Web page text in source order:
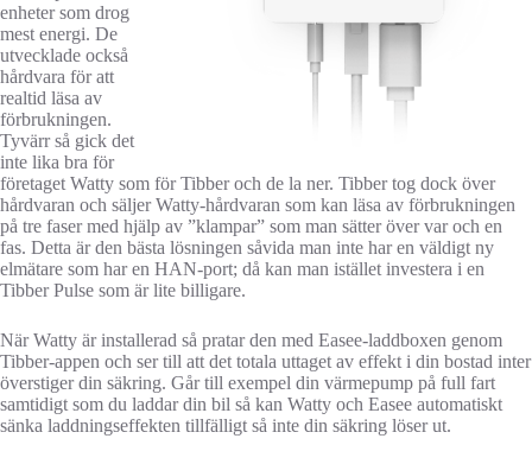
enheter som drog
mest energi. De
utvecklade också
hårdvara för att
realtid läsa av
förbrukningen.
Tyvärr så gick det
inte lika bra för
företaget Watty som för Tibber och de la ner. Tibber tog dock över
hårdvaran och säljer Watty-hårdvaran som kan läsa av förbrukningen
på tre faser med hjälp av ”klampar” som man sätter över var och en
fas. Detta är den bästa lösningen såvida man inte har en väldigt ny
elmätare som har en HAN-port; då kan man istället investera i en
Tibber Pulse som är lite billigare.
När Watty är installerad så pratar den med Easee-laddboxen genom
Tibber-appen och ser till att det totala uttaget av effekt i din bostad inter
överstiger din säkring. Går till exempel din värmepump på full fart
samtidigt som du laddar din bil så kan Watty och Easee automatiskt
sänka laddningseffekten tillfälligt så inte din säkring löser ut.